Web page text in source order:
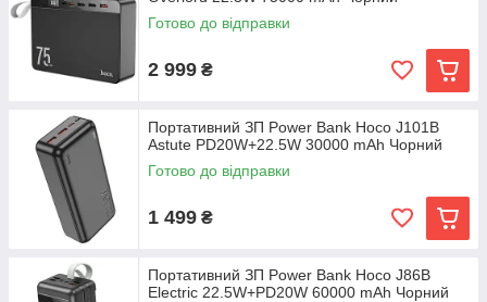
Готово до відправки
2 999 ₴
Портативний ЗП Power Bank Hoco J101B
Astute PD20W+22.5W 30000 mAh Чорний
Готово до відправки
1 499 ₴
Портативний ЗП Power Bank Hoco J86B
Electric 22.5W+PD20W 60000 mAh Чорний